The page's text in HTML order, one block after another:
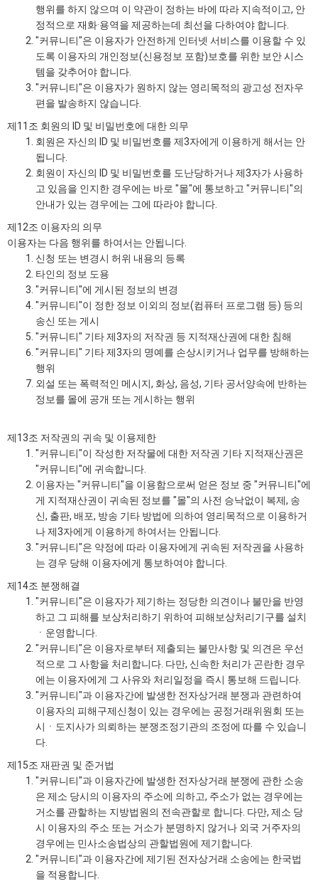
행위를 하지 않으며 이 약관이 정하는 바에 따라 지속적이고, 안
정적으로 재화·용역을 제공하는데 최선을 다하여야 합니다.
"커뮤니티"은 이용자가 안전하게 인터넷 서비스를 이용할 수 있
도록 이용자의 개인정보(신용정보 포함)보호를 위한 보안 시스
템을 갖추어야 합니다.
"커뮤니티"은 이용자가 원하지 않는 영리목적의 광고성 전자우
편을 발송하지 않습니다.
제11조 회원의 ID 및 비밀번호에 대한 의무
회원은 자신의 ID 및 비밀번호를 제3자에게 이용하게 해서는 안
됩니다.
회원이 자신의 ID 및 비밀번호를 도난당하거나 제3자가 사용하
고 있음을 인지한 경우에는 바로 "몰"에 통보하고 "커뮤니티"의
안내가 있는 경우에는 그에 따라야 합니다.
제12조 이용자의 의무
이용자는 다음 행위를 하여서는 안됩니다.
신청 또는 변경시 허위 내용의 등록
타인의 정보 도용
"커뮤니티"에 게시된 정보의 변경
"커뮤니티"이 정한 정보 이외의 정보(컴퓨터 프로그램 등) 등의
송신 또는 게시
"커뮤니티" 기타 제3자의 저작권 등 지적재산권에 대한 침해
"커뮤니티" 기타 제3자의 명예를 손상시키거나 업무를 방해하는
행위
외설 또는 폭력적인 메시지, 화상, 음성, 기타 공서양속에 반하는
정보를 몰에 공개 또는 게시하는 행위
제13조 저작권의 귀속 및 이용제한
"커뮤니티"이 작성한 저작물에 대한 저작권 기타 지적재산권은
"커뮤니티"에 귀속합니다.
이용자는 "커뮤니티"을 이용함으로써 얻은 정보 중 "커뮤니티"에
게 지적재산권이 귀속된 정보를 "몰"의 사전 승낙없이 복제, 송
신, 출판, 배포, 방송 기타 방법에 의하여 영리목적으로 이용하거
나 제3자에게 이용하게 하여서는 안됩니다.
"커뮤니티"은 약정에 따라 이용자에게 귀속된 저작권을 사용하
는 경우 당해 이용자에게 통보하여야 합니다.
제14조 분쟁해결
"커뮤니티"은 이용자가 제기하는 정당한 의견이나 불만을 반영
하고 그 피해를 보상처리하기 위하여 피해보상처리기구를 설치
ㆍ운영합니다.
"커뮤니티"은 이용자로부터 제출되는 불만사항 및 의견은 우선
적으로 그 사항을 처리합니다. 다만, 신속한 처리가 곤란한 경우
에는 이용자에게 그 사유와 처리일정을 즉시 통보해 드립니다.
"커뮤니티"과 이용자간에 발생한 전자상거래 분쟁과 관련하여
이용자의 피해구제신청이 있는 경우에는 공정거래위원회 또는
시ㆍ도지사가 의뢰하는 분쟁조정기관의 조정에 따를 수 있습니
다.
제15조 재판권 및 준거법
"커뮤니티"과 이용자간에 발생한 전자상거래 분쟁에 관한 소송
은 제소 당시의 이용자의 주소에 의하고, 주소가 없는 경우에는
거소를 관할하는 지방법원의 전속관할로 합니다. 다만, 제소 당
시 이용자의 주소 또는 거소가 분명하지 않거나 외국 거주자의
경우에는 민사소송법상의 관할법원에 제기합니다.
"커뮤니티"과 이용자간에 제기된 전자상거래 소송에는 한국법
을 적용합니다.